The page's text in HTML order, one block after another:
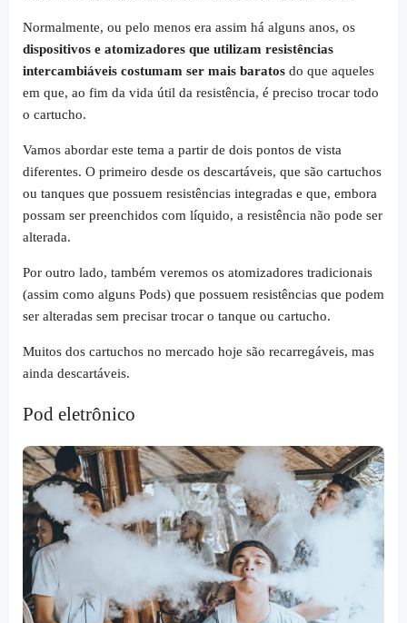
Normalmente, ou pelo menos era assim há alguns anos, os
dispositivos e atomizadores que utilizam resistências
intercambiáveis ​​costumam ser mais baratos do que aqueles
em que, ao fim da vida útil da resistência, é preciso trocar todo
o cartucho.
Vamos abordar este tema a partir de dois pontos de vista
diferentes. O primeiro desde os descartáveis, que são cartuchos
ou tanques que possuem resistências integradas e que, embora
possam ser preenchidos com líquido, a resistência não pode ser
alterada.
Por outro lado, também veremos os atomizadores tradicionais
(assim como alguns Pods) que possuem resistências que podem
ser alteradas sem precisar trocar o tanque ou cartucho.
Muitos dos cartuchos no mercado hoje são recarregáveis, mas
ainda descartáveis.
Pod eletrônico